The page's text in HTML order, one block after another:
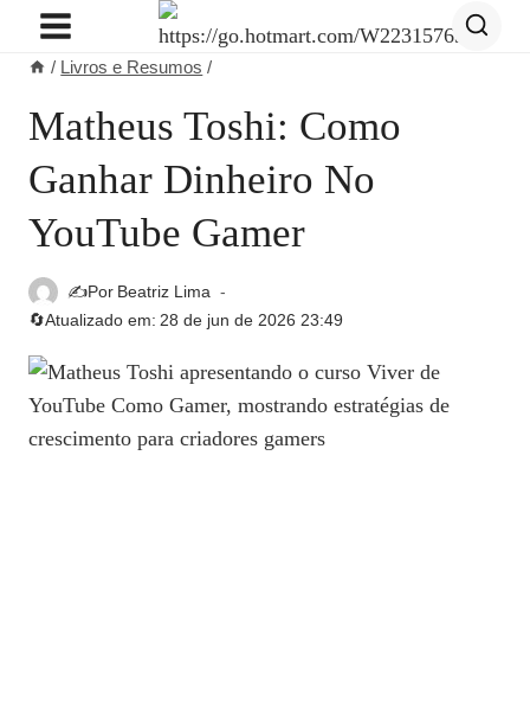
Pular
Conteúdo
/ Livros e Resumos /
Matheus Toshi: Como
Ganhar Dinheiro No
YouTube Gamer
✍️Por Beatriz Lima
🔄Atualizado em: 28 de jun de 2026 23:49